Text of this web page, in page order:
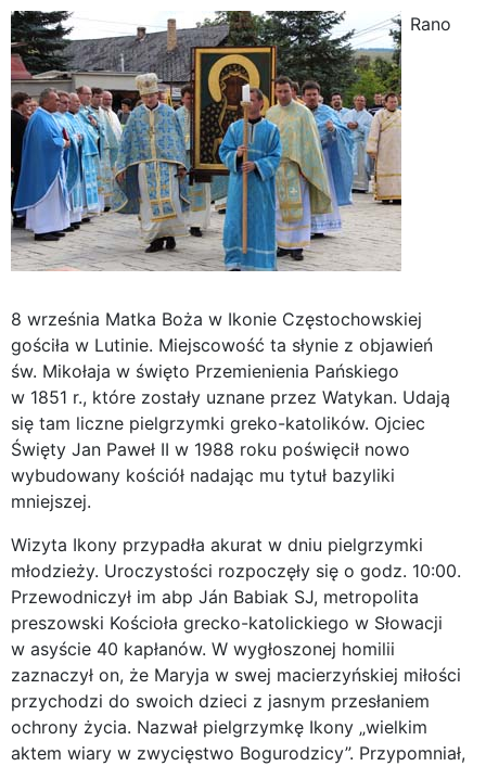
Rano
8 września Matka Boża w Ikonie Częstochowskiej
gościła w Lutinie. Miejscowość ta słynie z objawień
św. Mikołaja w święto Przemienienia Pańskiego
w 1851 r., które zostały uznane przez Watykan. Udają
się tam liczne pielgrzymki greko-katolików. Ojciec
Święty Jan Paweł II w 1988 roku poświęcił nowo
wybudowany kościół nadając mu tytuł bazyliki
mniejszej.
Wizyta Ikony przypadła akurat w dniu pielgrzymki
młodzieży. Uroczystości rozpoczęły się o godz. 10:00.
Przewodniczył im abp Ján Babiak SJ, metropolita
preszowski Kościoła grecko-katolickiego w Słowacji
w asyście 40 kapłanów. W wygłoszonej homilii
zaznaczył on, że Maryja w swej macierzyńskiej miłości
przychodzi do swoich dzieci z jasnym przesłaniem
ochrony życia. Nazwał pielgrzymkę Ikony „wielkim
aktem wiary w zwycięstwo Bogurodzicy”. Przypomniał,